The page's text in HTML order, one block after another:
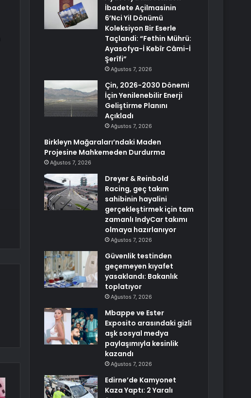
İbadete Açilmasinin
6’Nci Yil Dönümü
Koleksiyon Bir Eserle
Taçlandi: “Fethin Mührü:
Ayasofya-İ Kebîr Câmi-İ
Şerîfi”
Ağustos 7, 2026
Çin, 2026-2030 Dönemi
İçin Yenilenebilir Enerji
Geliştirme Planını
Açıkladı
Ağustos 7, 2026
Birkleyn Mağaraları’ndaki Maden
Projesine Mahkemeden Durdurma
Ağustos 7, 2026
Dreyer & Reinbold
Racing, geç takım
sahibinin hayalini
gerçekleştirmek için tam
zamanlı IndyCar takımı
olmaya hazırlanıyor
Ağustos 7, 2026
Güvenlik testinden
geçemeyen kıyafet
yasaklandı: Bakanlık
toplatıyor
Ağustos 7, 2026
Mbappe ve Ester
Exposito arasındaki gizli
aşk sosyal medya
paylaşımıyla kesinlik
kazandı
Ağustos 7, 2026
Edirne’de Kamyonet
Kaza Yaptı: 2 Yaralı